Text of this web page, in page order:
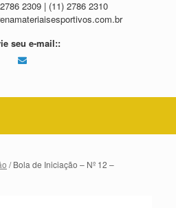
2309 | (11) 2786 2310
seu e-mail::
/ Bola de Iniciação – Nº 12 –